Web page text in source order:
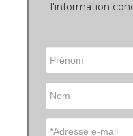
l'information